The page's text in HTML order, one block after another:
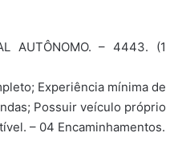
AUTÔNOMO. – 4443. (1
Experiência mínima de
Possuir veículo próprio
– 04 Encaminhamentos.